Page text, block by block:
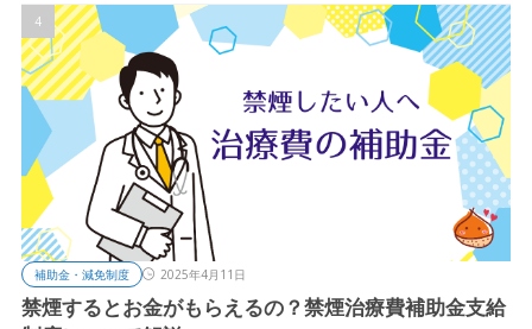
補助金・減免制度 2025年4月11日
禁煙するとお金がもらえるの？禁煙治療費補助金支給